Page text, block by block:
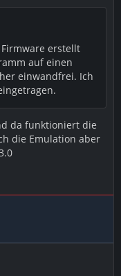
erstellt
auf einen
einwandfrei. Ich
da funktioniert die
die Emulation aber